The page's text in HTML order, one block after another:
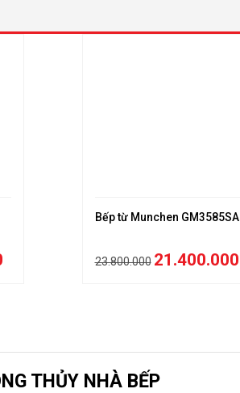
Bếp từ Munchen GM3585SA
23.800.000 21.400.000
THỦY NHÀ BẾP